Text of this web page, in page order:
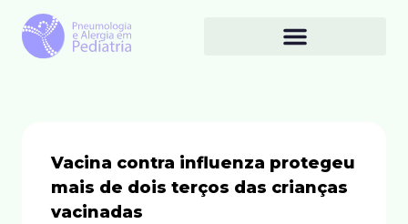
Vacina contra influenza protegeu
mais de dois terços das crianças
vacinadas